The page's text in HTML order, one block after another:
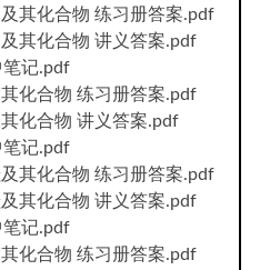
其化合物 练习册答案.pdf
其化合物 讲义答案.pdf
笔记.pdf
化合物 练习册答案.pdf
化合物 讲义答案.pdf
笔记.pdf
其化合物 练习册答案.pdf
其化合物 讲义答案.pdf
笔记.pdf
化合物 练习册答案.pdf